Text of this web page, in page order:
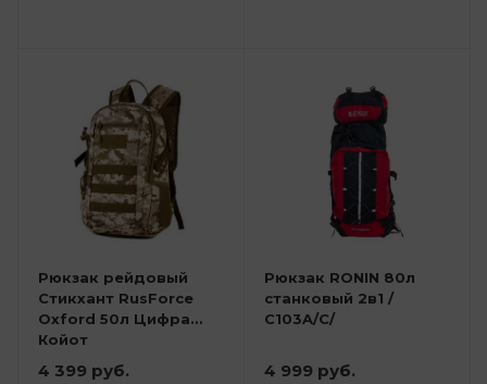
Рюкзак рейдовый
Стикхант RusForce
Oxford 50л Цифра
Койот
4 399 руб.
Рюкзак RONIN 80л
станковый 2в1 /
С103A/C/
4 999 руб.